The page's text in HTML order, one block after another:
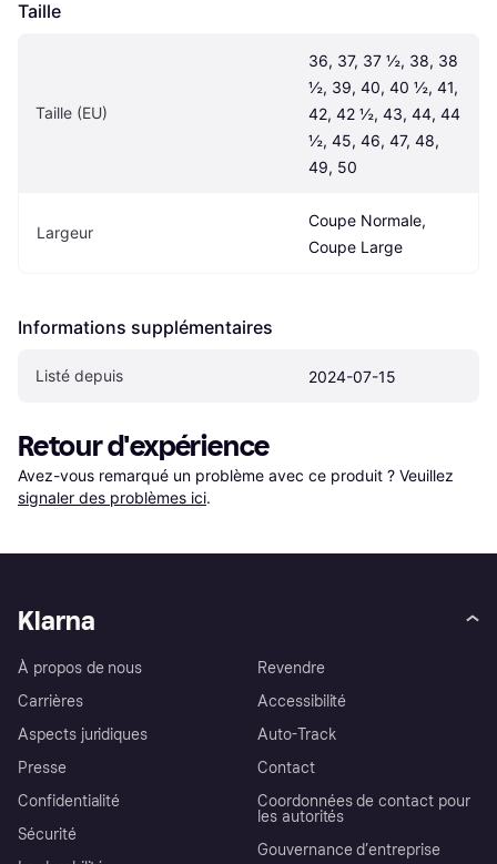
Taille
Taille (EU)
36, 37, 37 ½, 38, 38
½, 39, 40, 40 ½, 41,
42, 42 ½, 43, 44, 44
½, 45, 46, 47, 48,
49, 50
Largeur
Coupe Normale,
Coupe Large
Informations supplémentaires
Listé depuis 2024-07-15
Retour d'expérience
Avez-vous remarqué un problème avec ce produit ? Veuillez
signaler des problèmes ici.
Klarna
À propos de nous
Carrières
Aspects juridiques
Presse
Confidentialité
Sécurité
Revendre
Accessibilité
Auto-Track
Contact
Coordonnées de contact pour
les autorités
Gouvernance d’entreprise